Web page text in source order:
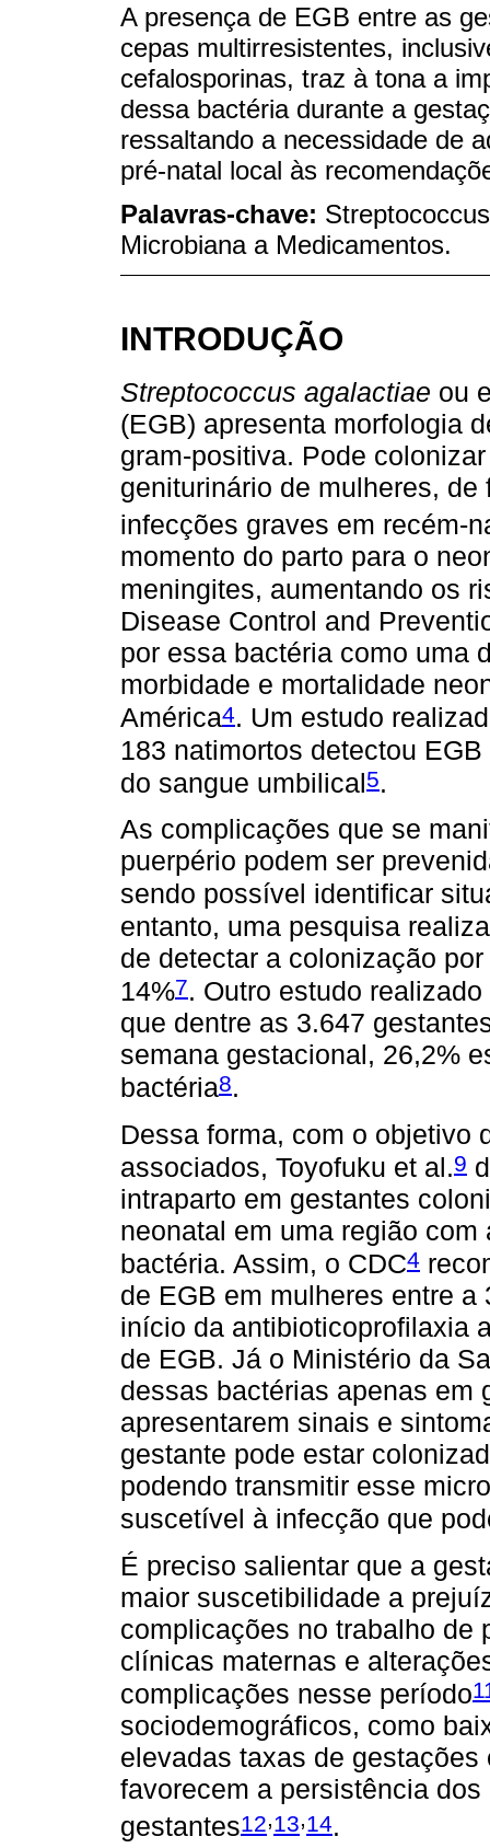
A presença de EGB entre as
cepas multirresistentes,
cefalosporinas, traz à tona a
dessa bactéria durante a
ressaltando a necessidade de
pré-natal local às
Palavras-chave:
Microbiana a Medicamentos.
INTRODUÇÃO
Streptococcus agalactiae ou
(EGB) apresenta morfologia
gram-positiva. Pode
geniturinário de mulheres,
infecções graves em recém-
momento do parto para o
meningites, aumentando os
Disease Control and
por essa bactéria como uma
morbidade e mortalidade
América4. Um estudo
183 natimortos detectou
do sangue umbilical5.
As complicações que se
puerpério podem ser
sendo possível identificar
entanto, uma pesquisa
de detectar a colonização
14%7. Outro estudo
que dentre as 3.647
semana gestacional, 26,2%
bactéria8.
Dessa forma, com o objetivo
associados, Toyofuku et al.9
intraparto em gestantes
neonatal em uma região
bactéria. Assim, o CDC4
de EGB em mulheres entre a
início da antibioticoprofilaxia
de EGB. Já o Ministério da
dessas bactérias apenas em
apresentarem sinais e
gestante pode estar
podendo transmitir esse
suscetível à infecção que
É preciso salientar que a
maior suscetibilidade a
complicações no trabalho de
clínicas maternas e
complicações nesse período
sociodemográficos, como
elevadas taxas de
favorecem a persistência
gestantes12,13,14.